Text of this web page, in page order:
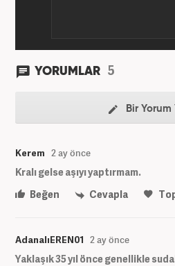
YORUMLAR 5
Bir Yorum
Kerem 2 ay önce
Kralı gelse aşıyı yaptırmam.
Beğen
Cevapla
AdanalıEREN01 2 ay önce
Yaklaşık 35 yıl önce genellikle